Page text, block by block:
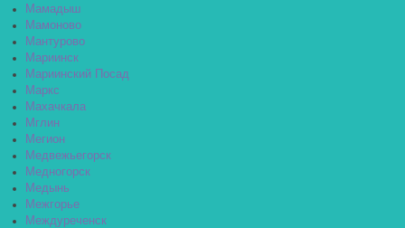
Мамадыш
Мамоново
Мантурово
Мариинск
Мариинский Посад
Маркс
Махачкала
Мглин
Мегион
Медвежьегорск
Медногорск
Медынь
Межгорье
Междуреченск